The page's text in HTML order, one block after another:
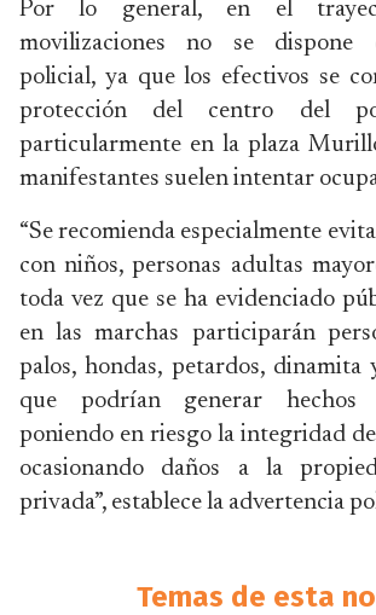
Por lo general, en el
movilizaciones no se dispone
policial, ya que los efectivos se
protección del centro del
particularmente en la plaza
manifestantes suelen intentar
“Se recomienda especialmente
con niños, personas adultas
toda vez que se ha evidenciado
en las marchas participarán
palos, hondas, petardos, dinamita
que podrían generar hechos
poniendo en riesgo la integridad
ocasionando daños a la
privada”, establece la advertencia
Temas de esta